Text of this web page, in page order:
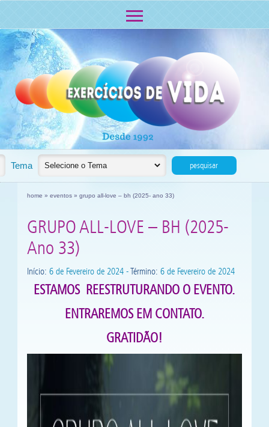
Eventos
Tema pesquisar
home » eventos» grupo all-love – bh (2025- ano 33)
GRUPO ALL-LOVE – BH (2025-
Ano 33)
Início: 6 de Fevereiro de 2024 -Término: 6 de Fevereiro de 2024
ESTAMOS REESTRUTURANDO O EVENTO.
ENTRAREMOS EM CONTATO.
GRATIDÃO!